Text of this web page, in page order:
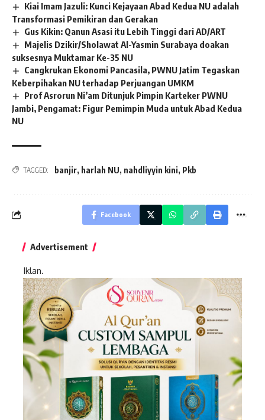
Kiai Imam Jazuli: Kunci Kejayaan Abad Kedua NU adalah
Transformasi Pemikiran dan Gerakan
Gus Kikin: Qanun Asasi itu Lebih Tinggi dari AD/ART
Majelis Dzikir/Sholawat Al-Yasmin Surabaya doakan
suksesnya Muktamar Ke-35 NU
Cangkrukan Ekonomi Pancasila, PWNU Jatim Tegaskan
Keberpihakan NU terhadap Perjuangan UMKM
Prof Asrorun Ni’am Ditunjuk Pimpin Karteker PWNU
Jambi, Pengamat: Figur Pemimpin Muda untuk Abad Kedua
NU
TAGGED: banjir, harlah NU, nahdliyyin kini, Pkb
Facebook
Advertisement
Iklan.